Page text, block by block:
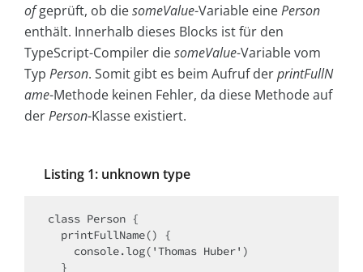
ofgeprüft, ob diesomeValue-Variable einePerson
enthält. Innerhalb dieses Blocks ist für den
TypeScript-Compiler diesomeValue-Variable vom
Typ Person. Somit gibt es beim Aufruf derprintFullN
ame-Methode keinen Fehler, da diese Methode auf
derPerson-Klasse existiert.
Listing 1: unknown type
class Person {